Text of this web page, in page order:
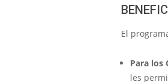
El
Para los
les